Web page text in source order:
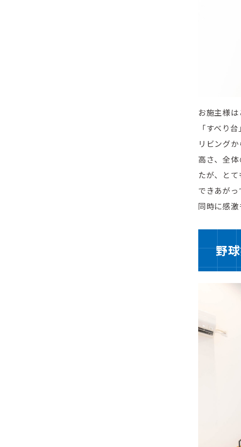
お施主様
「すべり
リビング
高さ、全
たが、と
できあが
同時に感
野